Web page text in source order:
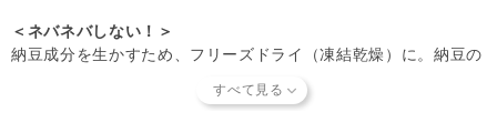
＜ネバネバしない！＞
納豆成分を生かすため、フリーズドライ（凍結乾燥）に。納豆の
ドライフードへのトッピングや手作り食の食材、そのままおやつ